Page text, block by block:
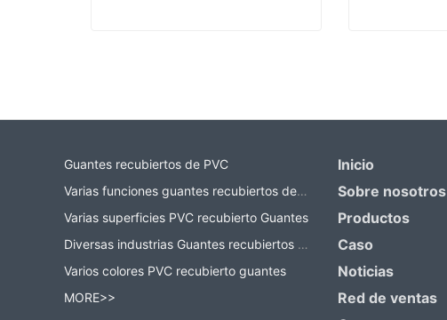
Guantes recubiertos de PVC
Varias funciones guantes recubiertos de PVC
Varias superficies PVC recubierto Guantes
Diversas industrias Guantes recubiertos de PVC
Varios colores PVC recubierto guantes
MORE>>
Inicio
Sobre nosotros
Productos
Caso
Noticias
Red de ventas